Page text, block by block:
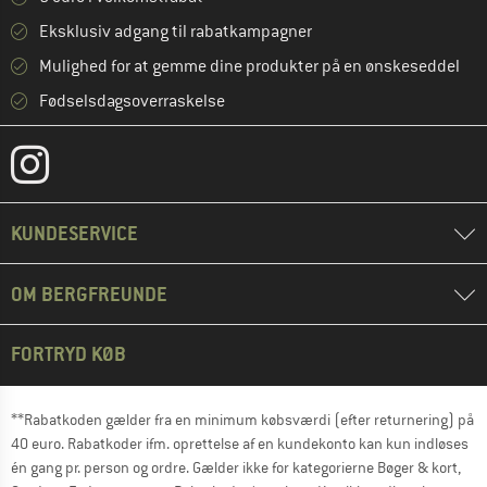
Eksklusiv adgang til rabatkampagner
Mulighed for at gemme dine produkter på en ønskeseddel
Fødselsdagsoverraskelse
KUNDESERVICE
OM BERGFREUNDE
FORTRYD KØB
**Rabatkoden gælder fra en minimum købsværdi (efter returnering) på
40 euro. Rabatkoder ifm. oprettelse af en kundekonto kan kun indløses
én gang pr. person og ordre. Gælder ikke for kategorierne Bøger & kort,